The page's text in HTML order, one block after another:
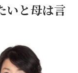
いと母は言